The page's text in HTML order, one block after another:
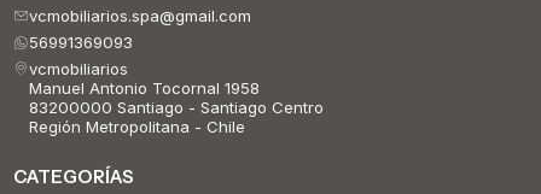
vcmobiliarios.spa@gmail.com
56991369093
vcmobiliarios
Manuel Antonio Tocornal 1958
83200000 Santiago - Santiago Centro
Región Metropolitana - Chile
CATEGORÍAS